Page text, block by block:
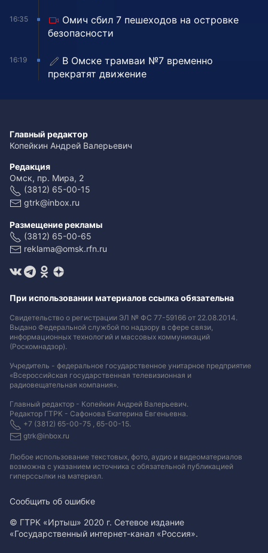
16:35
Омич сбил 7 пешеходов на островке
безопасности
16:19
В Омске трамваи №7 временно
прекратят движение
Главный редактор
Копейкин Андрей Валерьевич
Редакция
Омск, пр. Мира, 2
(3812) 65-00-15
gtrk@inbox.ru
Размещение рекламы
(3812) 65-00-65
reklama@omsk.rfn.ru
При использовании материалов ссылка обязательна
Свидетельство о регистрации ЭЛ № ФС 77-59166 от 22.08.2014.
Выдано Федеральной службой по надзору в сфере связи,
информационных технологий и массовых коммуникаций
(Роскомнадзор).
Учредитель - федеральное государственное унитарное предприятие
«Всероссийская государственная телевизионная и
радиовещательная компания».
Главный редактор - Копейкин Андрей Валерьевич.
Редактор ГТРК - Сафонова Екатерина Евгеньевна.
+7 (3812) 65-00-75 , 65-00-15.
gtrk@inbox.ru
Любое использование текстовых, фото, аудио и видеоматериалов
возможна с указанием источника с обязательной публикацией
гиперссылки на материал.
Сообщить об ошибке
© ГТРК «Иртыш» 2020 г. Сетевое издание
«Государственный интернет-канал «Россия».